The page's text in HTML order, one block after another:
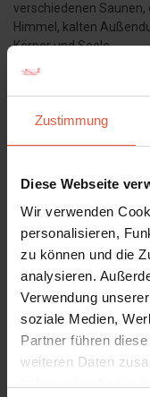
Zustimmung
Diese Webseite
Wir verwenden
personalisieren,
zu können und die
analysieren.
Verwendung
soziale Medien,
Partner führen
weiteren Daten
verschiedenen
Himmel, kalten
Körper und Seele.
Lesen Sie mehr über das
die Öffnungszeiten!).
Wenn Sie gerne ins
schon zu kalt ist, dann
Richtige, und hier ist
gesorgt. ImOksbøl
Westjütlands höchster
Kinderbecken mit
nutzen Sie das große
Sauna, um ein paar